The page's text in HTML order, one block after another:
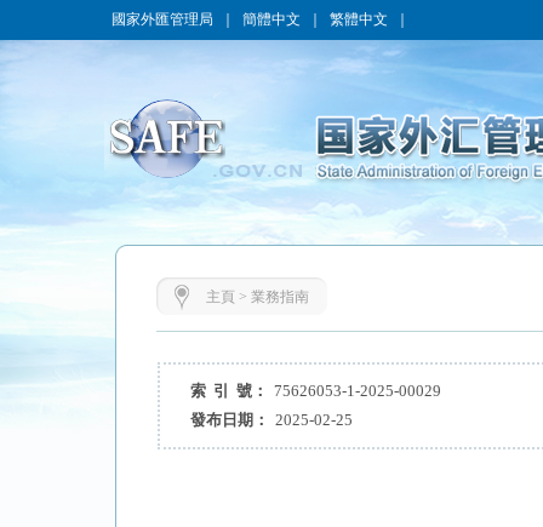
國家外匯管理局 簡體中文 繁體中文
主頁 > 業務指南
索 引 號：
75626053-1-2025-00029
發布日期：
2025-02-25